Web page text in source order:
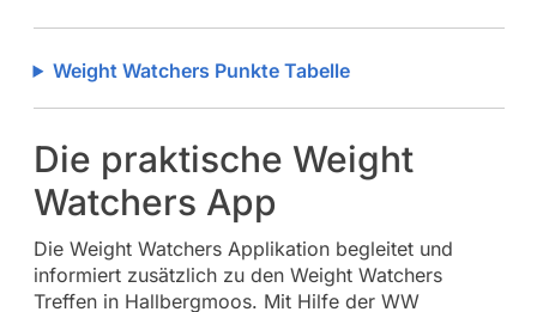
Weight Watchers Punkte Tabelle
Die praktische Weight
Watchers App
Die Weight Watchers Applikation begleitet und
informiert zusätzlich zu den Weight Watchers
Treffen in Hallbergmoos. Mit Hilfe der WW